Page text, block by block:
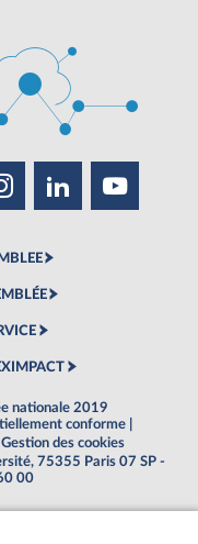
nationale 2019
conforme
Gestion des cookies
75355 Paris 07 SP -
00